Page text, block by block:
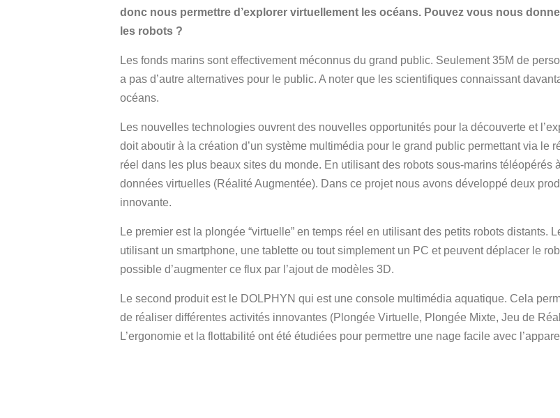
donc nous permettre d’explorer virtuellement les océans. Pouvez vous nous
les robots ?
Les fonds marins sont effectivement méconnus du grand public. Seulement 35M de
a pas d’autre alternatives pour le public. A noter que les scientifiques connaissant
océans.
Les nouvelles technologies ouvrent des nouvelles opportunités pour la découverte et
doit aboutir à la création d’un système multimédia pour le grand public permettant via le
réel dans les plus beaux sites du monde. En utilisant des robots sous-marins téléopérés
données virtuelles (Réalité Augmentée). Dans ce projet nous avons développé deux
innovante.
Le premier est la plongée “virtuelle” en temps réel en utilisant des petits robots distants.
utilisant un smartphone, une tablette ou tout simplement un PC et peuvent déplacer le
possible d’augmenter ce flux par l’ajout de modèles 3D.
Le second produit est le DOLPHYN qui est une console multimédia aquatique. Cela
de réaliser différentes activités innovantes (Plongée Virtuelle, Plongée Mixte, Jeu de
L’ergonomie et la flottabilité ont été étudiées pour permettre une nage facile avec